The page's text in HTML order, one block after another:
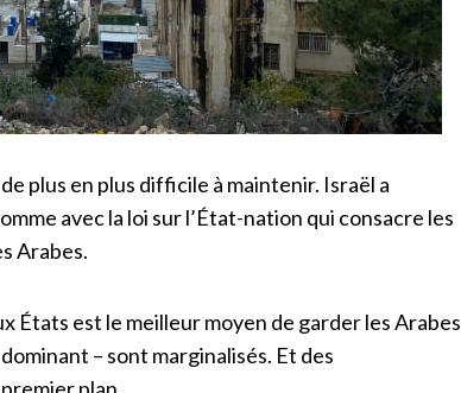
plus en plus difficile à maintenir. Israël a
avec la loi sur l’État-nation qui consacre les
Arabes.
États est le meilleur moyen de garder les Arabes
– sont marginalisés. Et des